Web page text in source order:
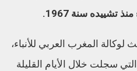
تشييده سنة 1967.
المغرب العربي للأنباء،
سجلت خلال الأيام القليلة